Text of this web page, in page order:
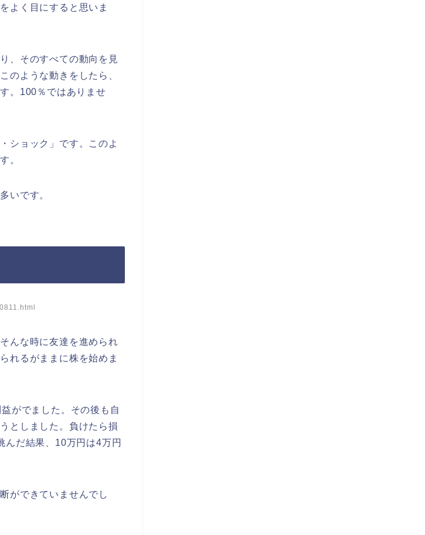
よく目にすると思いま
、そのすべての動向を見
のような動きをしたら、
。100％ではありませ
ショック」です。このよ
。
いです。
んな時に友達を進められ
れるがままに株を始めま
がでました。その後も自
としました。負けたら損
んだ結果、10万円は4万円
ができていませんでし